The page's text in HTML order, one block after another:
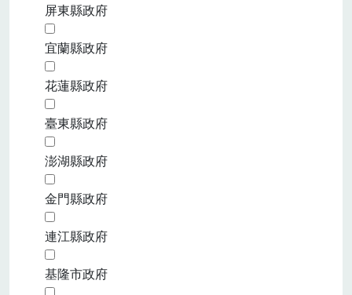
屏東縣政府
宜蘭縣政府
花蓮縣政府
臺東縣政府
澎湖縣政府
金門縣政府
連江縣政府
基隆市政府